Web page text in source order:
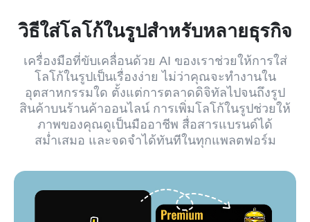
วิธีใส่โลโก้ในรูปสำหรับหลายธุรกิจ
เครื่องมือที่ขับเคลื่อนด้วย AI ของเราช่วยให้การใส่
โลโก้ในรูปเป็นเรื่องง่าย ไม่ว่าคุณจะทำงานใน
อุตสาหกรรมใด ตั้งแต่การตลาดดิจิทัลไปจนถึงรูป
สินค้าบนร้านค้าออนไลน์ การเพิ่มโลโก้ในรูปช่วยให้
ภาพของคุณดูเป็นมืออาชีพ สื่อสารแบรนด์ได้
สม่ำเสมอ และจดจำได้ทันทีในทุกแพลตฟอร์ม